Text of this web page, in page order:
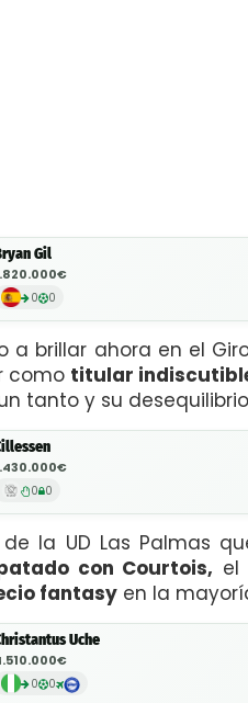
Gil
0 0
a brillar ahora en el
como titular
tanto y su
0 0
la UD Las Palmas
con Courtois, el
fantasy en la
Uche
0 0